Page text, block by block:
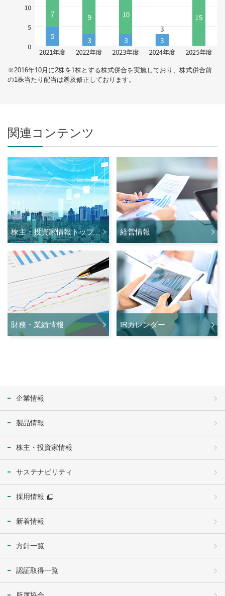
※2016年10月に2株を1株とする株式併合を実施しており、株式併合前
の1株当たり配当は遡及修正しております。
関連コンテンツ
株主・投資家情報トップ 経営情報
財務・業績情報 IRカレンダー
企業情報
製品情報
株主・投資家情報
サステナビリティ
採用情報
新着情報
方針一覧
認証取得一覧